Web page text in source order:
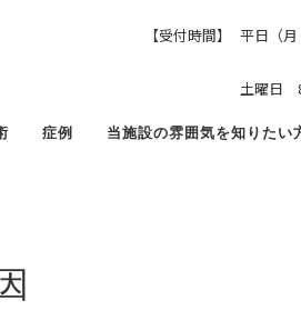
症例 当施設の雰囲気を知りたい
【受付時間】
平日（
土曜日
野球 肘に痛みが出る原因